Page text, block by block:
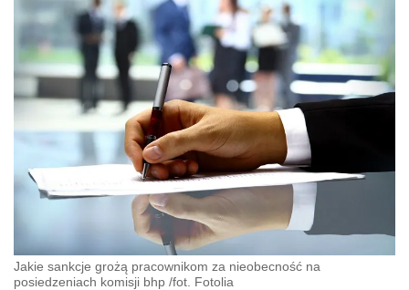
Jakie sankcje grożą pracownikom za nieobecność na
posiedzeniach komisji bhp /fot. Fotolia